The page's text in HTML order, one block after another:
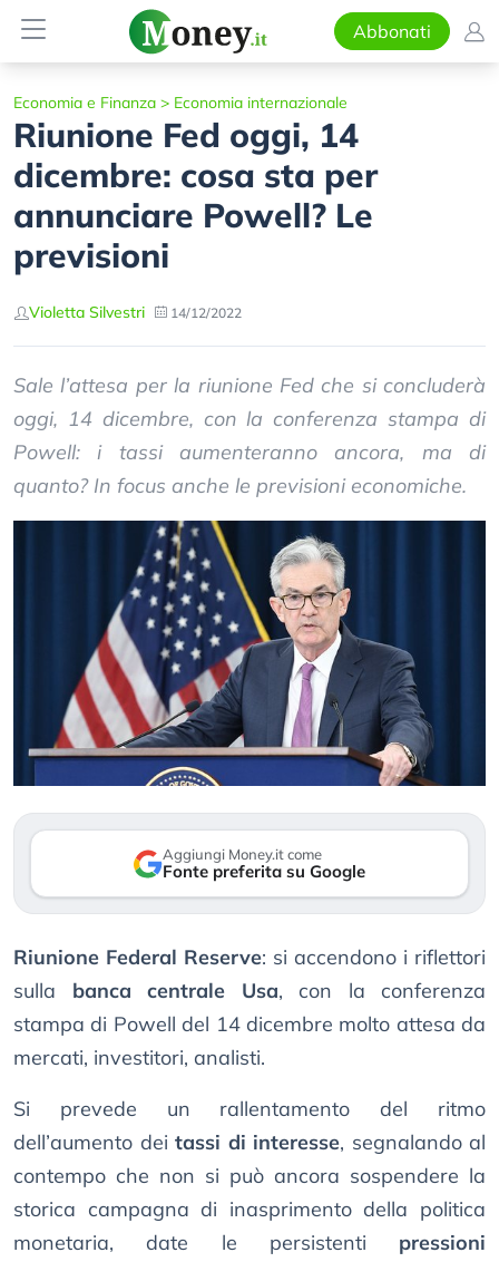
Abbonati
Economia e Finanza > Economia internazionale
Riunione Fed oggi, 14
dicembre: cosa sta per
annunciare Powell? Le
previsioni
Violetta Silvestri 14/12/2022
Sale l’attesa per la riunione Fed che si concluderà
oggi, 14 dicembre, con la conferenza stampa di
Powell: i tassi aumenteranno ancora, ma di
quanto? In focus anche le previsioni economiche.
Aggiungi Money.it come
Fonte preferita su Google
Riunione Federal Reserve: si accendono i riflettori
sulla banca centrale Usa, con la conferenza
stampa di Powell del 14 dicembre molto attesa da
mercati, investitori, analisti.
Si prevede un rallentamento del ​​ritmo
dell’aumento dei tassi di interesse, segnalando al
contempo che non si può ancora sospendere la
storica campagna di inasprimento della politica
monetaria, date le persistenti pressioni